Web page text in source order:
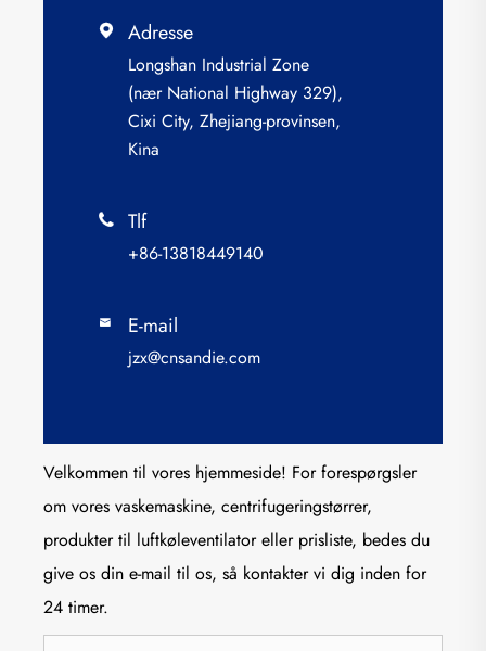
 Adresse
Longshan Industrial Zone
(nær National Highway 329),
Cixi City, Zhejiang-provinsen,
Kina
 Tlf
+86-13818449140
 E-mail
jzx@cnsandie.com
Velkommen til vores hjemmeside! For forespørgsler
om vores vaskemaskine, centrifugeringstørrer,
produkter til luftkøleventilator eller prisliste, bedes du
give os din e-mail til os, så kontakter vi dig inden for
24 timer.